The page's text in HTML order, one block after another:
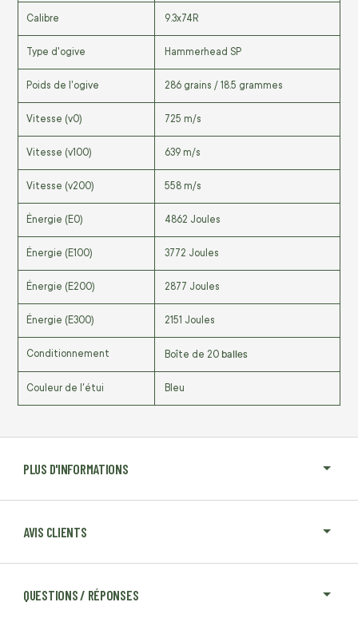
PLUS D'INFORMATIONS
AVIS CLIENTS
QUESTIONS / RÉPONSES
Calibre 9.3x74R
Type d'ogive Hammerhead SP
Poids de l'ogive 286 grains / 18.5 grammes
Vitesse (v0) 725 m/s
Vitesse (v100) 639 m/s
Vitesse (v200) 558 m/s
Énergie (E0) 4862 Joules
Énergie (E100) 3772 Joules
Énergie (E200) 2877 Joules
Énergie (E300) 2151 Joules
Conditionnement Boîte de 20 balles
Couleur de l'étui Bleu